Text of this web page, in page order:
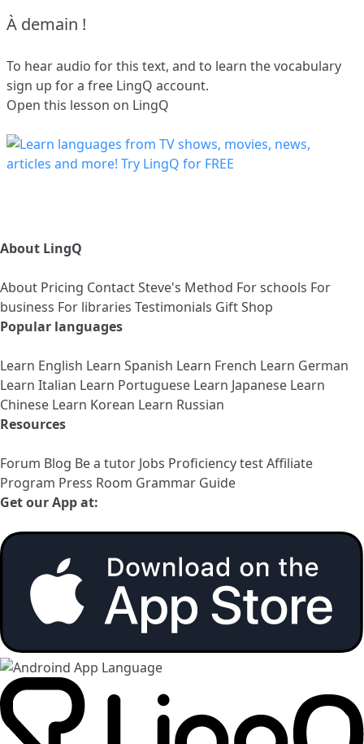
À demain !
To hear audio for this text, and to learn the vocabulary
sign up for a free LingQ account.
Open this lesson on LingQ
About LingQ
About Pricing ContactSteve's Method For schools For
business For libraries Testimonials Gift Shop
Popular languages
Learn English Learn Spanish Learn French Learn German
Learn Italian Learn Portuguese Learn Japanese Learn
Chinese Learn Korean Learn Russian
Resources
Forum Blog Be a tutor Jobs Proficiency testAffiliate
Program Press Room Grammar Guide
Get our App at: